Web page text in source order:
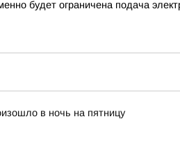
будет ограничена подача
в ночь на пятницу